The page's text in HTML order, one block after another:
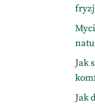
Jak
Jak